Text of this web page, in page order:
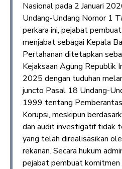
Nasional pada 2 Januari
Undang-Undang Nomor 1
perkara ini, pejabat
menjabat sebagai Kepala
Pertahanan ditetapkan
Kejaksaan Agung Republik
2025 dengan tuduhan
juncto Pasal 18 Undang-
1999 tentang
Korupsi, meskipun
dan audit investigatif tidak
yang telah direalisasikan
rekanan. Secara hukum
pejabat pembuat komitmen